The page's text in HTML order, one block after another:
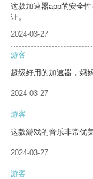
这款加速器app的安全
证。
2024-03-27
游客
超级好用的加速器，妈
2024-03-27
游客
这款游戏的音乐非常优
2024-03-27
游客